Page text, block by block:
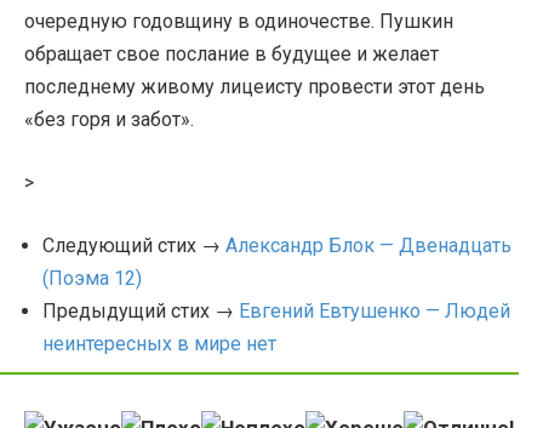
очередную годовщину в одиночестве. Пушкин
обращает свое послание в будущее и желает
последнему живому лицеисту провести этот день
«без горя и забот».
>
Следующий стих → Александр Блок — Двенадцать
(Поэма 12)
Предыдущий стих → Евгений Евтушенко — Людей
неинтересных в мире нет